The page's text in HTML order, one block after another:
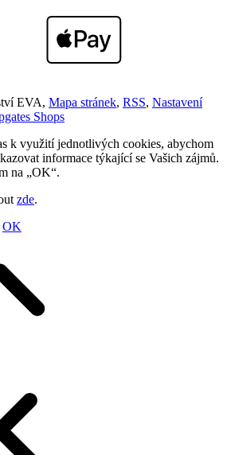
EVA, Mapa stránek, RSS, Nastavení
Shops
k využití jednotlivých cookies, abychom
informace týkající se Vašich zájmů.
na „OK“.
zde.
OK